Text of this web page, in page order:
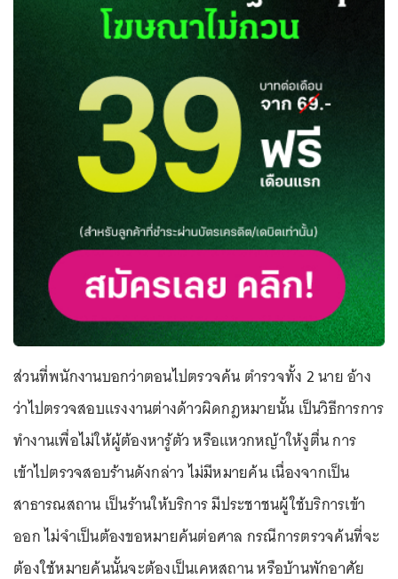
ส่วนที่พนักงานบอกว่าตอนไปตรวจค้น ตำรวจทั้ง 2 นาย อ้าง
ว่าไปตรวจสอบแรงงานต่างด้าวผิดกฎหมายนั้น เป็นวิธีการการ
ทำงานเพื่อไม่ให้ผู้ต้องหารู้ตัว หรือแหวกหญ้าให้งูตื่น การ
เข้าไปตรวจสอบร้านดังกล่าว ไม่มีหมายค้น เนื่องจากเป็น
สาธารณสถาน เป็นร้านให้บริการ มีประชาชนผู้ใช้บริการเข้า
ออก ไม่จำเป็นต้องขอหมายค้นต่อศาล กรณีการตรวจค้นที่จะ
ต้องใช้หมายค้นนั้นจะต้องเป็นเคหสถาน หรือบ้านพักอาศัย